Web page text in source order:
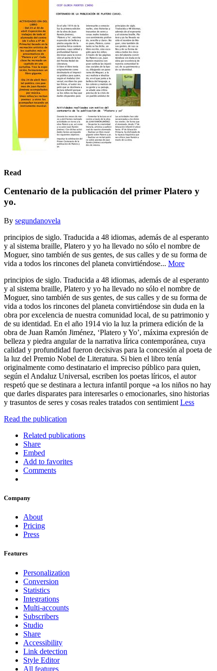
Read
Centenario de la publicación del primer Platero y
yo.
By segundanovela
principios de siglo. Traducida a 48 idiomas, además de al esperanto
y al sistema braille, Platero y yo ha llevado no sólo el nombre de
Moguer, sino también de sus gentes, de sus calles y de su forma de
vida a todos los rincones del planeta convirtiéndose... More
principios de siglo. Traducida a 48 idiomas, además de al esperanto
y al sistema braille, Platero y yo ha llevado no sólo el nombre de
Moguer, sino también de sus gentes, de sus calles y de su forma de
vida a todos los rincones del planeta convirtiéndose sin duda en la
obra por excelencia de nuestra comunidad local, de su patrimonio y
de su identidad. En el año 1914 vio la luz la primera edición de la
obra de Juan Ramón Jiménez, ‘Platero y Yo’, máxima expresión de
belleza y piedra angular de la narrativa lírica contemporánea, cuya
calidad y profundidad fueron decisivas para la concesión al poeta de
la luz del Premio Nobel de Literatura. Si bien el libro tenía
originalmente como destinatario el impreciso público para quien,
según el Andaluz Universal, escriben los poetas líricos, el autor
respetó que se destinara a lectura infantil porque «a los niños no hay
que darles disparates para interesarles o emocionarles, sino historias
y trasuntos de seres y cosas reales tratados con sentimient Less
Read the publication
Related publications
Share
Embed
Add to favorites
Comments
Company
About
Pricing
Press
Features
Personalization
Conversion
Statistics
Integrations
Multi-accounts
Subscribers
Studio
Share
Accessibility
Link detection
Style Editor
All features